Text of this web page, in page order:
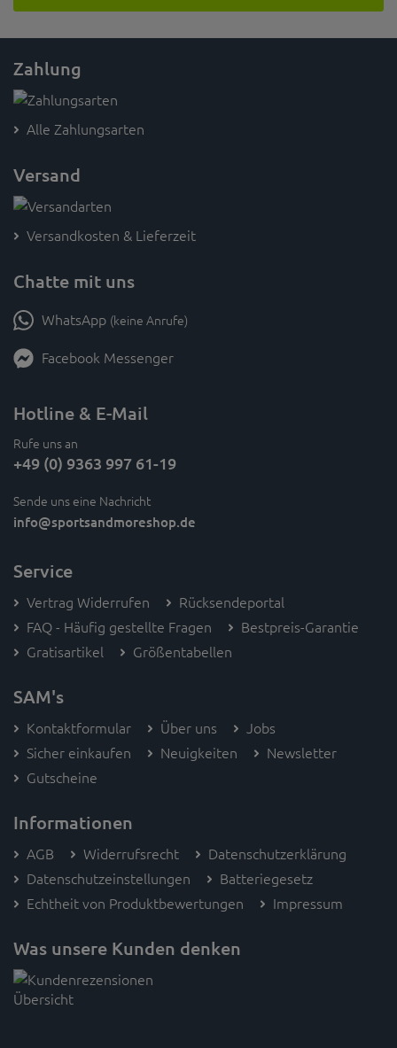
Zahlung
Alle Zahlungsarten
Versand
Versandkosten & Lieferzeit
Chatte mit uns
WhatsApp (keine Anrufe)
Facebook Messenger
Hotline & E-Mail
Rufe uns an
+49 (0) 9363 997 61-19
Sende uns eine Nachricht
info@sportsandmoreshop.de
Service
Vertrag Widerrufen
Rücksendeportal
FAQ - Häufig gestellte Fragen
Bestpreis-Garantie
Gratisartikel
Größentabellen
SAM's
Kontaktformular Über uns
Jobs
Sicher einkaufen
Neuigkeiten
Newsletter
Gutscheine
Informationen
AGB Widerrufsrecht
Datenschutzerklärung
Datenschutzeinstellungen
Batteriegesetz
Echtheit von Produktbewertungen
Impressum
Was unsere Kunden denken